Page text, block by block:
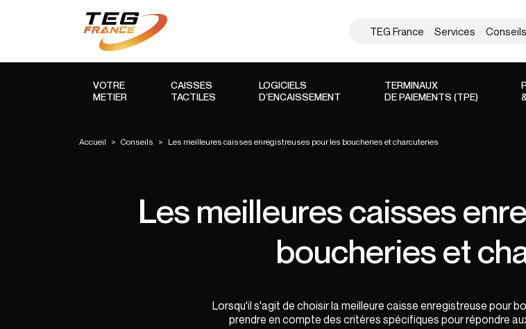
TEG France Services Conseils
VOTRE
METIER
CAISSES
TACTILES
LOGICIELS
D’ENCAISSEMENT
TERMINAUX
DE PAIEMENTS (TPE)
Accueil > Conseils > Les meilleures caisses enregistreuses pour les boucheries et charcuteries
Les meilleures caisses
boucheries et
Lorsqu'il s'agit de choisir la meilleure caisse enregistreuse pour
prendre en compte des critères spécifiques pour répondre